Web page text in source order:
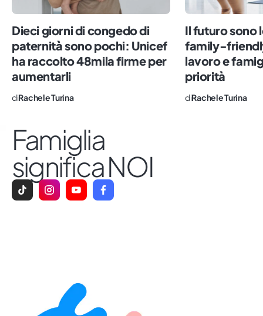
perché solo l’amore (e concedersi
qualche errore) è l’ingrediente
fondamentale per essere dei buoni
genitori.
Dieci giorni di congedo di
paternità sono pochi: Unicef
ha raccolto 48mila firme per
aumentarli
diRachele Turina
Il futuro sono
family-
lavoro e
priorità
diRachele Turina
Famiglia
significa NOI